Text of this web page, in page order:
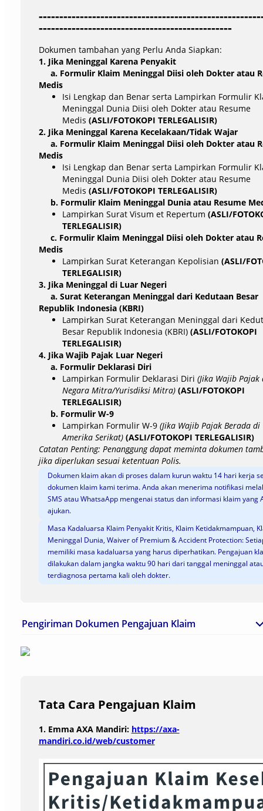
-----------------------------------------------
Dokumen tambahan yang Perlu Anda Siapkan:
1. Jika Meninggal Karena Penyakit
a. Formulir Klaim Meninggal Diisi oleh Dokter atau
Medis
Isi Lengkap dan Benar serta Lampirkan Formulir
Meninggal Dunia Diisi oleh Dokter atau Resume
Medis (ASLI/FOTOKOPI TERLEGALISIR)
2. Jika Meninggal Karena Kecelakaan/Tidak Wajar
a. Formulir Klaim Meninggal Diisi oleh Dokter atau
Medis
Isi Lengkap dan Benar serta Lampirkan Formulir
Meninggal Dunia Diisi oleh Dokter atau Resume
Medis (ASLI/FOTOKOPI TERLEGALISIR)
b. Formulir Klaim Meninggal Dunia atau Resume
Lampirkan Surat Visum et Repertum (ASLI/
TERLEGALISIR)
c. Formulir Klaim Meninggal Diisi oleh Dokter atau
Medis
Lampirkan Surat Keterangan Kepolisian (ASLI/
TERLEGALISIR)
3. Jika Meninggal di Luar Negeri
a. Surat Keterangan Meninggal dari Kedutaan Besar
Republik Indonesia (KBRI)
Lampirkan Surat Keterangan Meninggal dari
Besar Republik Indonesia (KBRI) (ASLI/FOTOKOPI
TERLEGALISIR)
4. Jika Wajib Pajak Luar Negeri
a. Formulir Deklarasi Diri
Lampirkan Formulir Deklarasi Diri (Jika Wajib Pajak
Negara Mitra/Yurisdiksi Mitra) (ASLI/FOTOKOPI
TERLEGALISIR)
b. Formulir W-9
Lampirkan Formulir W-9 (Jika Wajib Pajak Berada di
Amerika Serikat) (ASLI/FOTOKOPI TERLEGALISIR)
Catatan Penting: Penanggung dapat meminta dokumen
jika diperlukan sesuai ketentuan Polis.
Dokumen klaim akan di proses dalam kurun waktu 14 hari kerja
dokumen klaim kami terima. Anda akan menerima notifikasi
SMS atau WhatsaApp mengenai status dan informasi klaim yang
ajukan.
Masa Kadaluarsa Klaim Penyakit Kritis, Klaim Ketidakmampuan,
Meninggal Dunia, Waiver of Premium & Accident Protection:
memiliki masa kadaluarsa yang harus diperhatikan. Pengajuan
dilakukan dalam jangka waktu 90 hari dari tanggal meninggal
terdiagnosa pertama kali oleh dokter.
Pengiriman Dokumen Pengajuan Klaim
Tata Cara Pengajuan Klaim
1. Emma AXA Mandiri: https://axa-
mandiri.co.id/web/customer